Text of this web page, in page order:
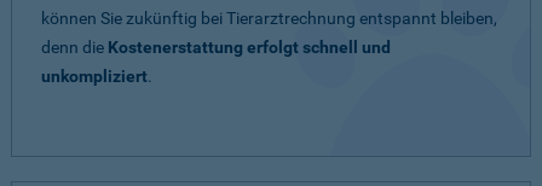
können Sie zukünftig bei Tierarztrechnung entspannt bleiben,
denn die Kostenerstattung erfolgt schnell und
unkompliziert.